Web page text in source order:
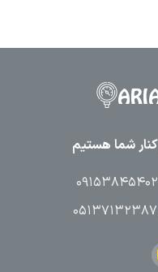
۰۹۱۵۳۸۴۵۴۰۲
۰۵۱۳۷۱۳۲۳۸۷